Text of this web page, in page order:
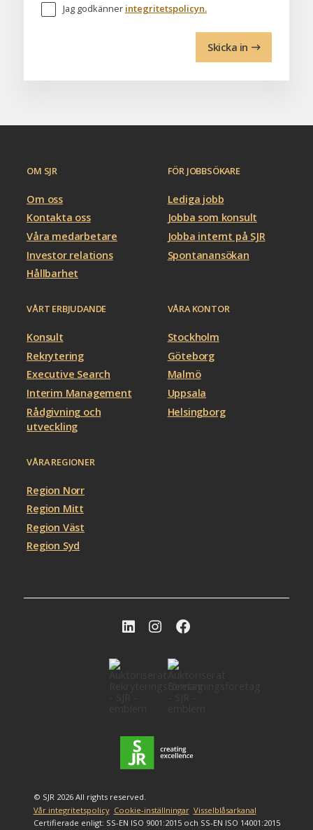
Jag godkänner integritetspolicyn.
Skicka in
OM SJR
Om oss
Kontakta oss
Våra medarbetare
Investor relations
Hållbarhet
FÖR JOBBSÖKARE
Lediga jobb
Jobba som konsult
Jobba internt på SJR
Spontanansökan
VÅRT ERBJUDANDE
Konsult
Rekrytering
Executive Search
Interim Management
Rådgivning och
utveckling
VÅRA KONTOR
Stockholm
Göteborg
Malmö
Uppsala
Helsingborg
VÅRA REGIONER
Region Norr
Region Mitt
Region Väst
Region Syd
© SJR 2026 All rights reserved.
Vår integritetspolicy Cookie-inställningar Visselblåsarkanal
Certifierade enligt: SS-EN ISO 9001:2015 och SS-EN ISO 14001:2015